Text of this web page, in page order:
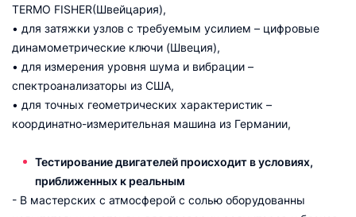
TERMO FISHER(Швейцария),
• для затяжки узлов с требуемым усилием – цифровые
динамометрические ключи (Швеция),
• для измерения уровня шума и вибрации –
спектроанализаторы из США,
• для точных геометрических характеристик –
координатно-измерительная машина из Германии,
Тестирование двигателей происходит в условиях,
приближенных к реальным
- В мастерских с атмосферой с солью оборудованны